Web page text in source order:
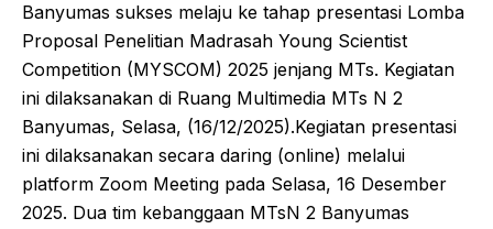
Banyumas sukses melaju ke tahap presentasi Lomba
Proposal Penelitian Madrasah Young Scientist
Competition (MYSCOM) 2025 jenjang MTs. Kegiatan
ini dilaksanakan di Ruang Multimedia MTs N 2
Banyumas, Selasa, (16/12/2025).​Kegiatan presentasi
ini dilaksanakan secara daring (online) melalui
platform Zoom Meeting pada Selasa, 16 Desember
2025. Dua tim kebanggaan MTsN 2 Banyumas